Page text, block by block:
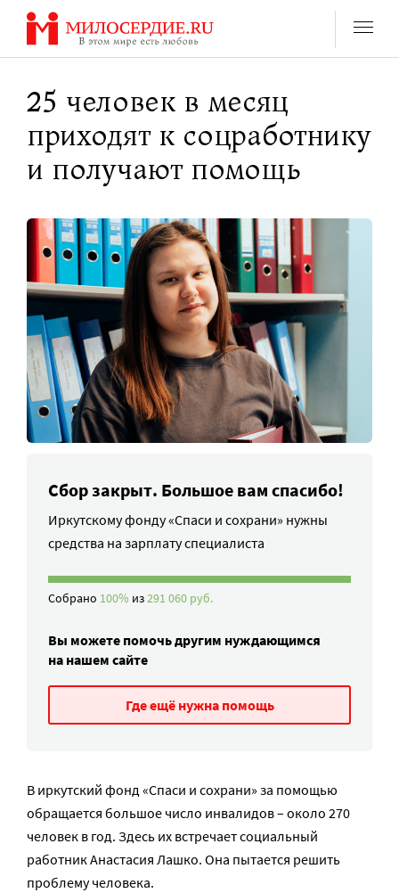
Перейти
содержанию
25 человек в месяц
приходят к соцработнику
и получают помощь
Сбор закрыт. Большое вам спасибо!
Иркутскому фонду «Спаси и сохрани» нужны
средства на зарплату специалиста
Собрано 100% из291 060 руб.
Вы можете помочь другим нуждающимся
на нашем сайте
Где ещё нужна помощь
В иркутский фонд «Спаси и сохрани» за помощью
обращается большое число инвалидов – около 270
человек в год. Здесь их встречает социальный
работник Анастасия Лашко. Она пытается решить
проблему человека.